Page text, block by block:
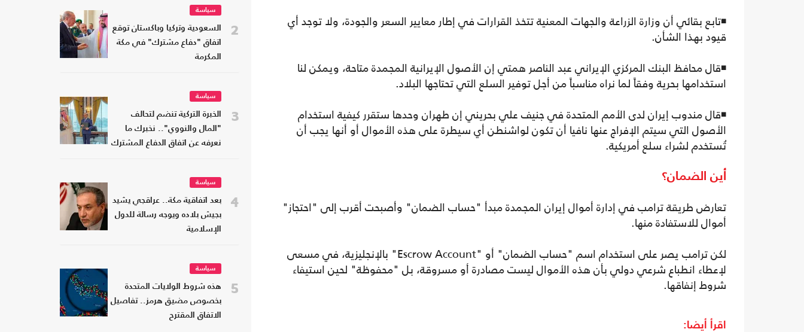
◾تابع بقائي أن وزارة الزراعة والجهات المعنية تتخذ القرارات في إطار معايير السعر والجودة، ولا توجد أي
قيود بهذا الشأن.
◾قال محافظ البنك المركزي الإيراني عبد الناصر همتي إن الأصول الإيرانية المجمدة متاحة، ويمكن لنا
استخدامها بحرية وفقاً لما نراه مناسباً من أجل توفير السلع التي تحتاجها البلاد.
◾قال مندوب إيران لدى الأمم المتحدة في جنيف علي بحريني إن طهران وحدها ستقرر كيفية استخدام
الأصول التي سيتم الإفراج عنها نافيا أن تكون لواشنطن أي سيطرة على هذه الأموال أو أنها يجب أن
تُستخدم لشراء سلع أمريكية.
أين الضمان؟
تعارض طريقة ترامب في إدارة أموال إيران المجمدة مبدأ "حساب الضمان" وأصبحت أقرب إلى "احتجاز"
أموال للاستفادة منها.
لكن ترامب يصر على استخدام اسم "حساب الضمان" أو "Escrow Account" بالإنجليزية، في مسعى
لإعطاء انطباع شرعي دولي بأن هذه الأموال ليست مصادرة أو مسروقة، بل "محفوظة" لحين استيفاء
شروط إنفاقها.
اقرأ أيضا:
2
سياسة
السعودية وتركيا وباكستان توقع
اتفاق "دفاع مشترك" في مكة
المكرمة
3
سياسة
الخبرة التركية تنضم لتحالف
"المال والنووي".. نخبرك ما
نعرفه عن اتفاق الدفاع المشترك
4
سياسة
بعد اتفاقية مكة.. عراقجي يشيد
بجيش بلاده ويوجه رسالة للدول
الإسلامية
5
سياسة
هذه شروط الولايات المتحدة
بخصوص مضيق هرمز.. تفاصيل
الاتفاق المقترح